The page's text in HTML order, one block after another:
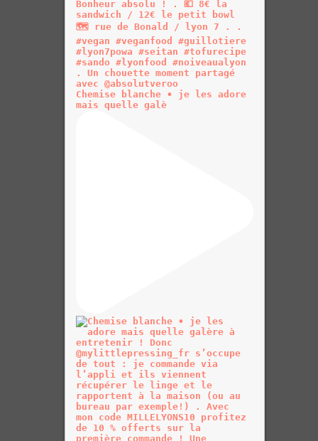
Chemise blanche • je les adore
mais quelle galè